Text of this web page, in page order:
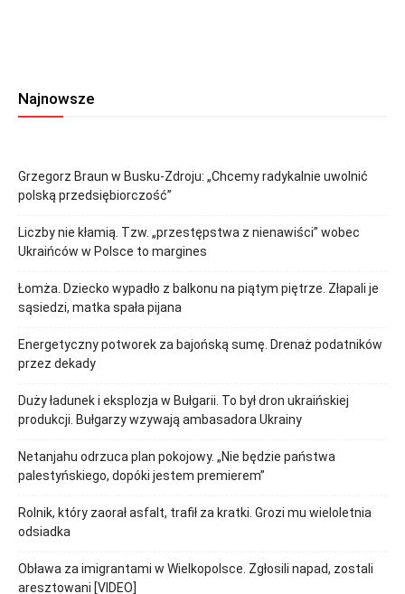
Najnowsze
Grzegorz Braun w Busku-Zdroju: „Chcemy radykalnie uwolnić
polską przedsiębiorczość”
Liczby nie kłamią. Tzw. „przestępstwa z nienawiści” wobec
Ukraińców w Polsce to margines
Łomża. Dziecko wypadło z balkonu na piątym piętrze. Złapali je
sąsiedzi, matka spała pijana
Energetyczny potworek za bajońską sumę. Drenaż podatników
przez dekady
Duży ładunek i eksplozja w Bułgarii. To był dron ukraińskiej
produkcji. Bułgarzy wzywają ambasadora Ukrainy
Netanjahu odrzuca plan pokojowy. „Nie będzie państwa
palestyńskiego, dopóki jestem premierem”
Rolnik, który zaorał asfalt, trafił za kratki. Grozi mu wieloletnia
odsiadka
Obława za imigrantami w Wielkopolsce. Zgłosili napad, zostali
aresztowani [VIDEO]